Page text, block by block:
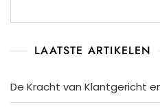
LAATSTE ARTIKELEN
De Kracht van Klantgericht